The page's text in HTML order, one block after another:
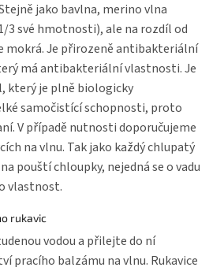
jako bavlna, merino vlna
3 své hmotnosti), ale na rozdíl od
mokrá. Je přirozeně antibakteriální
má antibakteriální vlastnosti. Je
který je plně biologicky
samočistící schopnosti, proto
V případě nutnosti doporučujeme
na vlnu. Tak jako každý chlupatý
pouští chloupky, nejedná se o vadu
vlastnost.
rukavic
vodou a přilejte do ní
pracího balzámu na vlnu. Rukavice